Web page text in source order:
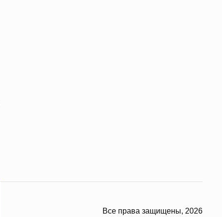
Все права защищены, 2026